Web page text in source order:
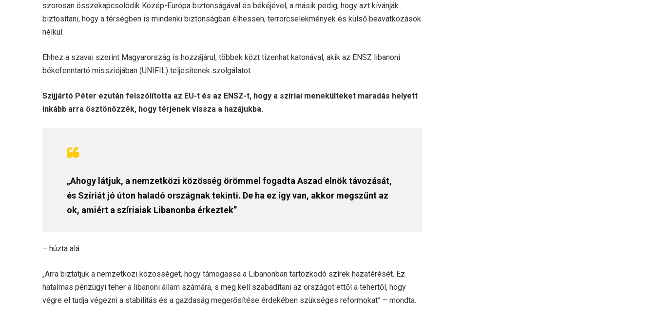
szorosan összekapcsolódik Közép-Európa biztonságával és békéjével, a másik pedig, hogy azt kívánják
biztosítani, hogy a térségben is mindenki biztonságban élhessen, terrorcselekmények és külső beavatkozások
nélkül.
Ehhez a szavai szerint Magyarország is hozzájárul, többek közt tizenhat katonával, akik az ENSZ libanoni
békefenntartó missziójában (UNIFIL) teljesítenek szolgálatot.
Szijjártó Péter ezután felszólította az EU-t és az ENSZ-t, hogy a szíriai menekülteket maradás helyett
inkább arra ösztönözzék, hogy térjenek vissza a hazájukba.
„Ahogy látjuk, a nemzetközi közösség örömmel fogadta Aszad elnök távozását,
és Szíriát jó úton haladó országnak tekinti. De ha ez így van, akkor megszűnt az
ok, amiért a szíriaiak Libanonba érkeztek”
– húzta alá.
„Arra biztatjuk a nemzetközi közösséget, hogy támogassa a Libanonban tartózkodó szírek hazatérését. Ez
hatalmas pénzügyi teher a libanoni állam számára, s meg kell szabadítani az országot ettől a tehertől, hogy
végre el tudja végezni a stabilitás és a gazdaság megerősítése érdekében szükséges reformokat” – mondta.